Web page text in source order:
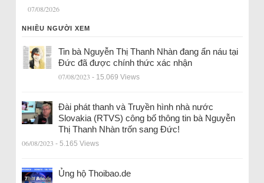
07/08/2026
NHIỀU NGƯỜI XEM
Tin bà Nguyễn Thị Thanh Nhàn đang ẩn náu tại
Đức đã được chính thức xác nhận
07/08/2023 - 15.069 Views
Đài phát thanh và Truyền hình nhà nước
Slovakia (RTVS) công bố thông tin bà Nguyễn
Thị Thanh Nhàn trốn sang Đức!
06/08/2023 - 5.165 Views
Ủng hộ Thoibao.de